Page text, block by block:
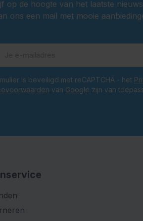
stof netjes te
op de hoogte van het laatste
ons een mail met mooie
is beveiligd met reCAPTCHA - het
van Google zijn van